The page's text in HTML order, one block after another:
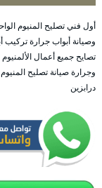
أول فني تصليح المنيوم
تصايح جميع أعمال
وجرارة صيانة تصليح
درابزين